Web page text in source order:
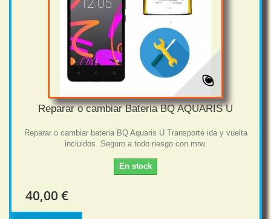
Reparar o cambiar Bateria BQ AQUARIS U
Reparar o cambiar bateria BQ Aquaris U Transporte ida y vuelta
incluidos. Seguro a todo riesgo con mrw.
En stock
40,00 €